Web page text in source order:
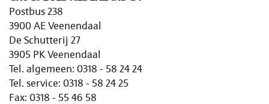
Postbus 238
3900 AE Veenendaal
De Schutterij 27
3905 PK Veenendaal
Tel. algemeen: 0318 - 58 24 24
Tel. service: 0318 - 58 24 25
Fax: 0318 - 55 46 58